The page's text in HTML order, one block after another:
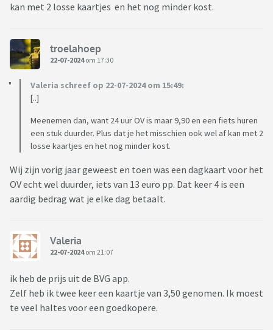
kan met 2 losse kaartjes en het nog minder kost.
troelahoep
22-07-2024om 17:30
Valeria schreef op 22-07-2024 om 15:49:
[..]
Meenemen dan, want 24 uur OV is maar 9,90 en een fiets huren
een stuk duurder. Plus dat je het misschien ook wel af kan met 2
losse kaartjes en het nog minder kost.
Wij zijn vorig jaar geweest en toen was een dagkaart voor het
OV echt wel duurder, iets van 13 euro pp. Dat keer 4 is een
aardig bedrag wat je elke dag betaalt.
Valeria
22-07-2024om 21:07
ik heb de prijs uit de BVG app.
Zelf heb ik twee keer een kaartje van 3,50 genomen. Ik moest
te veel haltes voor een goedkopere.